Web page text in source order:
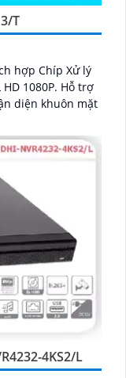
T
hợp Chíp Xử lý
1080P. Hỗ trợ
diện khuôn mặt
4KS2/L